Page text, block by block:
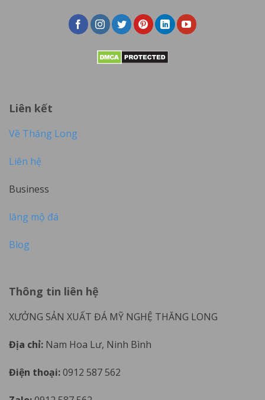
Liên kết
Về Thăng Long
Liên hệ
Business
lăng mộ đá
Blog
Thông tin liên hệ
XƯỞNG SẢN XUẤT ĐÁ MỸ NGHỆ THĂNG LONG
Địa chỉ: Nam Hoa Lư, Ninh Bình
Điện thoại:0912 587 562